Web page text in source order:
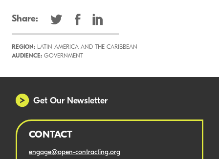
Share:
REGION: LATIN AMERICA AND THE CARIBBEAN
AUDIENCE: GOVERNMENT
Get Our Newsletter
CONTACT
engage@open-contracting.org